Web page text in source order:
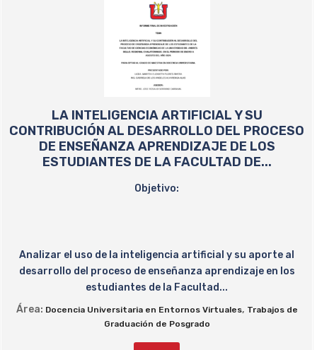
LA INTELIGENCIA ARTIFICIAL Y SU
CONTRIBUCIÓN AL DESARROLLO DEL PROCESO
DE ENSEÑANZA APRENDIZAJE DE LOS
ESTUDIANTES DE LA FACULTAD DE...
Objetivo:
Analizar el uso de la inteligencia artificial y su aporte al
desarrollo del proceso de enseñanza aprendizaje en los
estudiantes de la Facultad...
Área: Docencia Universitaria en Entornos Virtuales, Trabajos de
Graduación de Posgrado